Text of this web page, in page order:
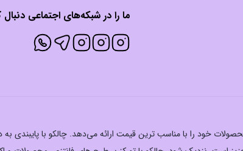
ما را در شبکه‌های اجتماعی دنبال
محصولات خود را با مناسب ترین قیمت ارائه می‌دهد. چالکو با